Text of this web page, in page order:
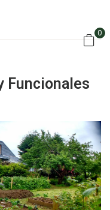
0
Funcionales